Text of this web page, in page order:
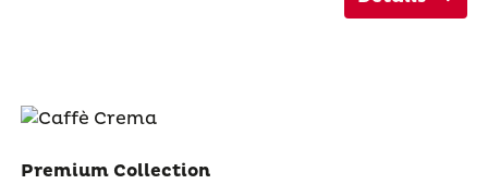
Premium Collection